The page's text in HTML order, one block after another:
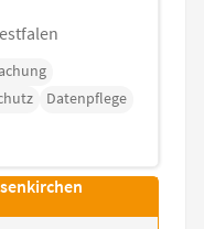
Datenpflege